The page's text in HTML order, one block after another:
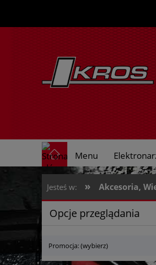
Menu
O nas
Jesteś w: » Akcesoria,
Opcje przeglądania
Promocja: (wybierz)